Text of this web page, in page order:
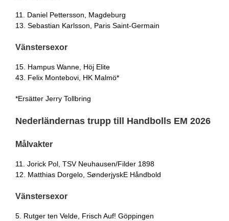
11. Daniel Pettersson, Magdeburg
13. Sebastian Karlsson, Paris Saint-Germain
Vänstersexor
15. Hampus Wanne, Höj Elite
43. Felix Montebovi, HK Malmö*
*Ersätter Jerry Tollbring
Nederländernas trupp till Handbolls EM 2026
Målvakter
11. Jorick Pol, TSV Neuhausen/Filder 1898
12. Matthias Dorgelo, SønderjyskE Håndbold
Vänstersexor
5. Rutger ten Velde, Frisch Auf! Göppingen